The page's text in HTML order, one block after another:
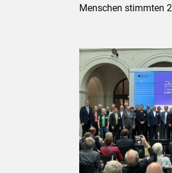
Menschen stimmten